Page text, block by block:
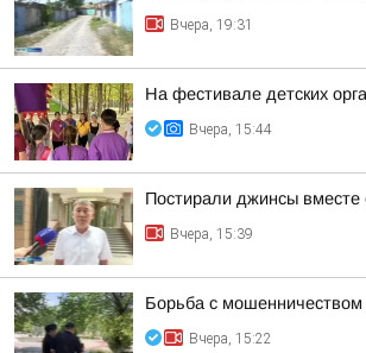
Вчера, 19:31
На фестивале детских
Вчера, 15:44
Постирали джинсы вместе
Вчера, 15:39
Борьба с мошенничеством
Вчера, 15:22